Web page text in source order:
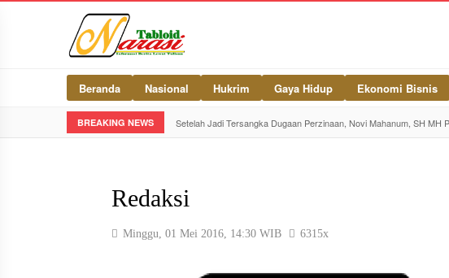
Beranda Nasional Hukrim Gaya Hidup Ekonomi Bisnis
BREAKING NEWS Setelah Jadi Tersangka Dugaan Perzinaan, Novi Mahanum, SH
Redaksi
Minggu, 01 Mei 2016, 14:30 WIB 6315x